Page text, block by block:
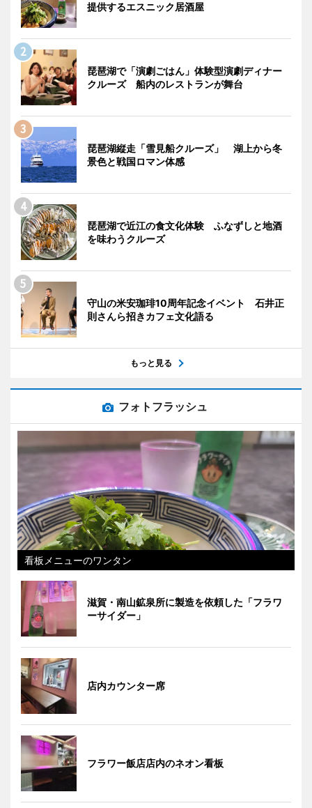
提供するエスニック居酒屋
琵琶湖で「演劇ごはん」体験型演劇ディナー
クルーズ 船内のレストランが舞台
琵琶湖縦走「雪見船クルーズ」 湖上から冬
景色と戦国ロマン体感
琵琶湖で近江の食文化体験 ふなずしと地酒
を味わうクルーズ
守山の米安珈琲10周年記念イベント 石井正
則さんら招きカフェ文化語る
もっと見る
フォトフラッシュ
看板メニューのワンタン
滋賀・南山鉱泉所に製造を依頼した「フラワ
ーサイダー」
店内カウンター席
フラワー飯店店内のネオン看板